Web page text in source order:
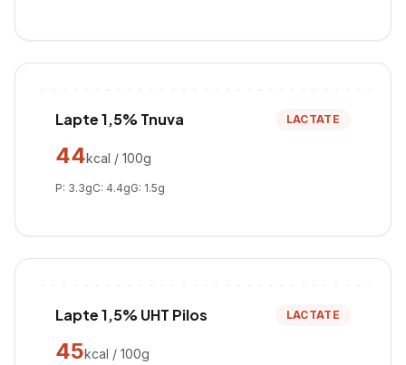
Lapte 1,5% Tnuva LACTATE
44kcal / 100g
P: 3.3gC: 4.4gG: 1.5g
Lapte 1,5% UHT Pilos LACTATE
45kcal / 100g